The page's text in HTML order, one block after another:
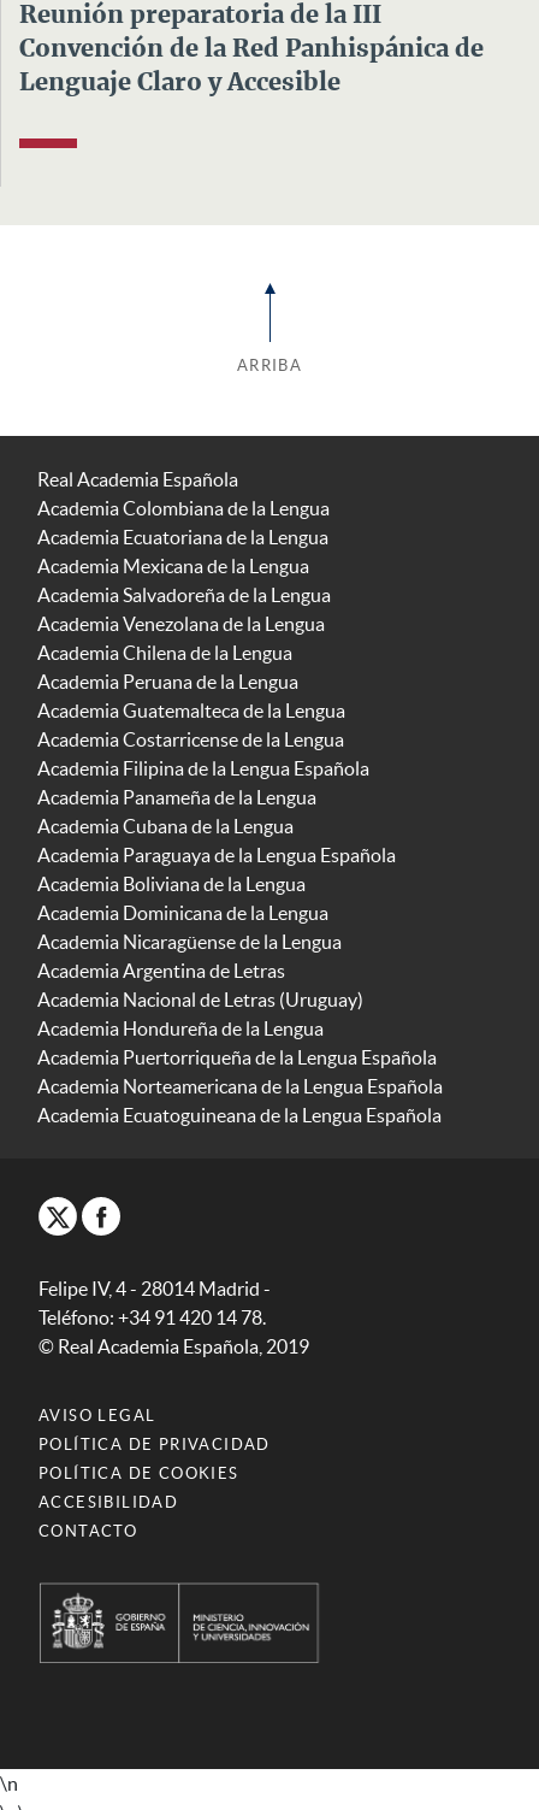
Reunión preparatoria de la III
Convención de la Red Panhispánica de
Lenguaje Claro y Accesible
ARRIBA
Real Academia Española
Academia Colombiana de la Lengua
Academia Ecuatoriana de la Lengua
Academia Mexicana de la Lengua
Academia Salvadoreña de la Lengua
Academia Venezolana de la Lengua
Academia Chilena de la Lengua
Academia Peruana de la Lengua
Academia Guatemalteca de la Lengua
Academia Costarricense de la Lengua
Academia Filipina de la Lengua Española
Academia Panameña de la Lengua
Academia Cubana de la Lengua
Academia Paraguaya de la Lengua Española
Academia Boliviana de la Lengua
Academia Dominicana de la Lengua
Academia Nicaragüense de la Lengua
Academia Argentina de Letras
Academia Nacional de Letras (Uruguay)
Academia Hondureña de la Lengua
Academia Puertorriqueña de la Lengua Española
Academia Norteamericana de la Lengua Española
Academia Ecuatoguineana de la Lengua Española
Felipe IV, 4 - 28014 Madrid -
Teléfono: +34 91 420 14 78.
© Real Academia Española, 2019
AVISO LEGAL
POLÍTICA DE PRIVACIDAD
POLÍTICA DE COOKIES
ACCESIBILIDAD
CONTACTO
\n